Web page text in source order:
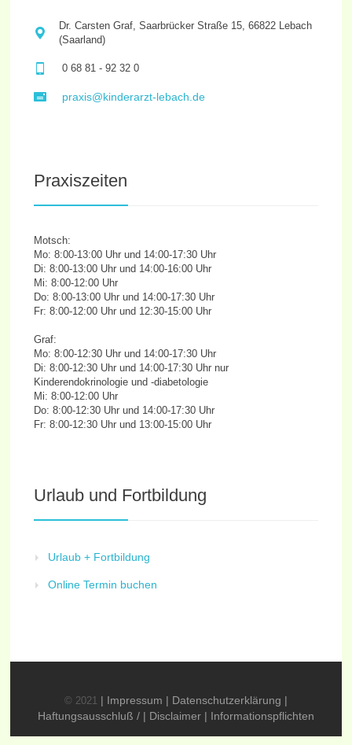
Dr. Carsten Graf, Saarbrücker Straße 15, 66822 Lebach
(Saarland)
0 68 81 - 92 32 0
praxis@kinderarzt-lebach.de
Praxiszeiten
Motsch:
Mo: 8:00-13:00 Uhr und 14:00-17:30 Uhr
Di: 8:00-13:00 Uhr und 14:00-16:00 Uhr
Mi: 8:00-12:00 Uhr
Do: 8:00-13:00 Uhr und 14:00-17:30 Uhr
Fr: 8:00-12:00 Uhr und 12:30-15:00 Uhr
Graf:
Mo: 8:00-12:30 Uhr und 14:00-17:30 Uhr
Di: 8:00-12:30 Uhr und 14:00-17:30 Uhr nur
Kinderendokrinologie und -diabetologie
Mi: 8:00-12:00 Uhr
Do: 8:00-12:30 Uhr und 14:00-17:30 Uhr
Fr: 8:00-12:30 Uhr und 13:00-15:00 Uhr
Urlaub und Fortbildung
Urlaub + Fortbildung
Online Termin buchen
© 2021 | Impressum | Datenschutzerklärung |
Haftungsausschluß / | Disclaimer | Informationspflichten